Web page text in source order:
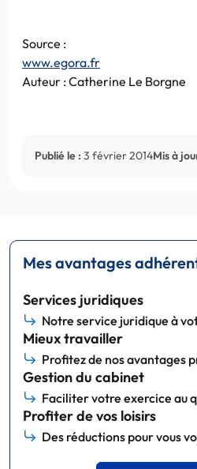
Source :
www.egora.fr
Auteur : Catherine Le Borgne
Publié le : 3 février 2014Mis à
Mes avantages
Services juridiques
Notre service juridique à
Mieux travailler
Profitez de nos avantages
Gestion du cabinet
Faciliter votre exercice au
Profiter de vos loisirs
Des réductions pour vous